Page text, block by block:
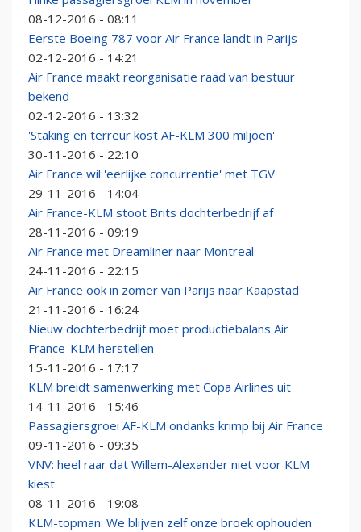
08-12-2016 - 08:11
Eerste Boeing 787 voor Air France landt in Parijs
02-12-2016 - 14:21
Air France maakt reorganisatie raad van bestuur
bekend
02-12-2016 - 13:32
'Staking en terreur kost AF-KLM 300 miljoen'
30-11-2016 - 22:10
Air France wil 'eerlijke concurrentie' met TGV
29-11-2016 - 14:04
Air France-KLM stoot Brits dochterbedrijf af
28-11-2016 - 09:19
Air France met Dreamliner naar Montreal
24-11-2016 - 22:15
Air France ook in zomer van Parijs naar Kaapstad
21-11-2016 - 16:24
Nieuw dochterbedrijf moet productiebalans Air
France-KLM herstellen
15-11-2016 - 17:17
KLM breidt samenwerking met Copa Airlines uit
14-11-2016 - 15:46
Passagiersgroei AF-KLM ondanks krimp bij Air France
09-11-2016 - 09:35
VNV: heel raar dat Willem-Alexander niet voor KLM
kiest
08-11-2016 - 19:08
KLM-topman: We blijven zelf onze broek ophouden